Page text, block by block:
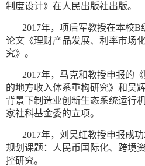
制度设计》在人民出版社出版。
2017年，项后军教授在本校
论文《理财产品发展、利率市场
究》。
2017年，马克和教授申报的
的地方收入体系重构研究》和吴
背景下制造业创新生态系统运行
家社科基金委的立项。
2017年，刘昊虹教授申报成
规划课题：人民币国际化、跨境
控研究。